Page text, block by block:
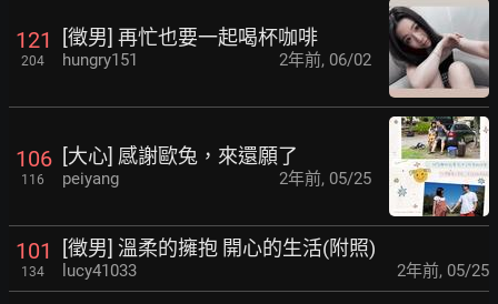
121
204
[徵男] 再忙也要一起喝杯咖啡
hungry151 2年前, 06/02
106
116
[大心] 感謝歐兔，來還願了
peiyang 2年前, 05/25
101
134
[徵男] 溫柔的擁抱 開心的生活(附照)
lucy41033 2年前, 05/25